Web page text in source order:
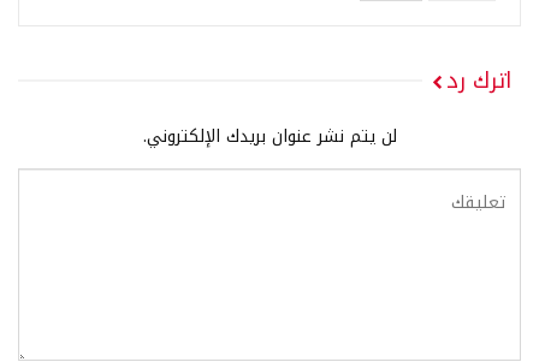
اترك رد
لن يتم نشر عنوان بريدك الإلكتروني.